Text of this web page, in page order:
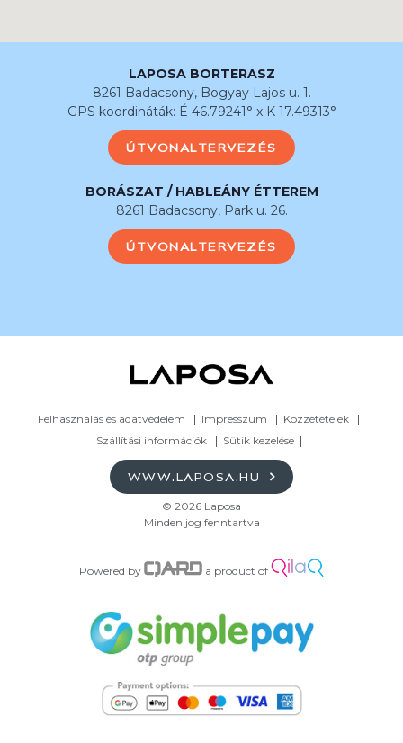
LAPOSA BORTERASZ
8261 Badacsony, Bogyay Lajos u. 1.
GPS koordináták: É 46.79241° x K 17.49313°
ÚTVONALTERVEZÉS
BORÁSZAT / HABLEÁNY ÉTTEREM
8261 Badacsony, Park u. 26.
ÚTVONALTERVEZÉS
Felhasználás és adatvédelem Impresszum
Közzétételek
Szállítási információk
Sütik kezelése
WWW.LAPOSA.HU
© 2026 Laposa
Minden jog fenntartva
Powered by a product of